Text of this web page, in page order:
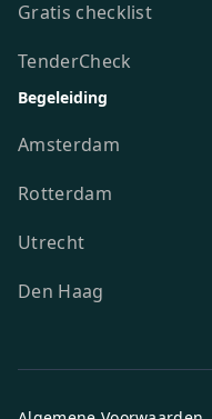
Gratis checklist
TenderCheck
Begeleiding
Amsterdam
Rotterdam
Utrecht
Den Haag